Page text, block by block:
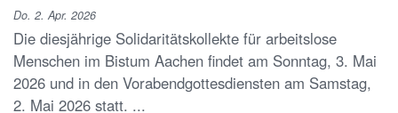
Do. 2. Apr. 2026
Die diesjährige Solidaritätskollekte für arbeitslose
Menschen im Bistum Aachen findet am Sonntag, 3. Mai
2026 und in den Vorabendgottesdiensten am Samstag,
2. Mai 2026 statt. ...